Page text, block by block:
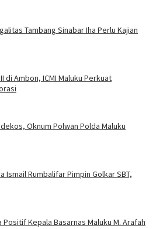
Tambang Sinabar Iha Perlu Kajian
di Ambon, ICMI Maluku Perkuat
Oknum Polwan Polda Maluku
Ismail Rumbalifar Pimpin Golkar SBT,
Positif Kepala Basarnas Maluku M. Arafah